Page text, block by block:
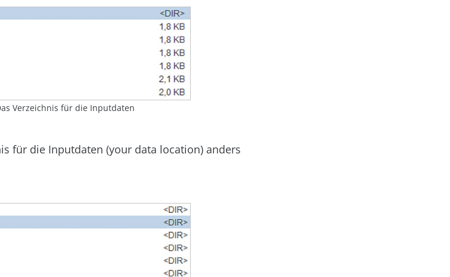
Verzeichnis für die Inputdaten
für die Inputdaten (your data location) anders